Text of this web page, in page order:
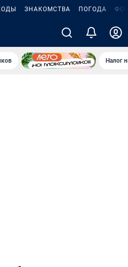
ЗНАКОМСТВА ПОГОДА
Налог